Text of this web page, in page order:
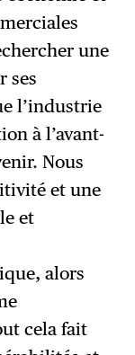
une
ses
l’industrie
à l’avant-
Nous
et une
et
alors
cela fait